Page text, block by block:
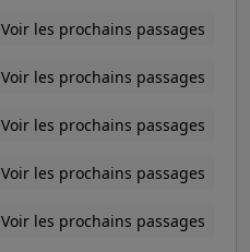
Voir les prochains passages
Voir les prochains passages
Voir les prochains passages
Voir les prochains passages
Voir les prochains passages